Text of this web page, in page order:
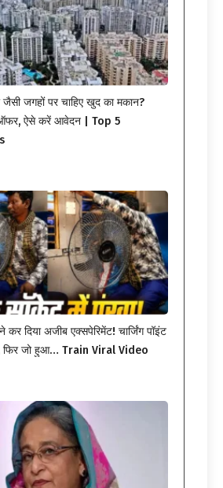
जैसी जगहों पर चाहिए खुद का मकान?
ऑफर, ऐसे करें आवेदन | Top 5
कर दिया अजीब एक्सपेरिमेंट! चार्जिंग पॉइंट
फिर जो हुआ… Train Viral Video